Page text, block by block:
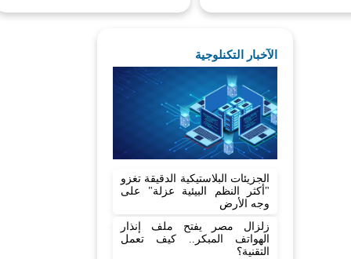
الآخبار التكنلوجية
الجزيئات البلاستيكية الدقيقة تغزو
"أكثر النظم البيئية عزلة" على
وجه الأرض
زلزال مصر يفتح ملف إنذار
الهواتف المبكر.. كيف تعمل
التقنية؟